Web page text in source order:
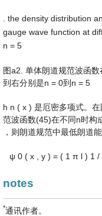
. the density distribution
gauge wave function at
n = 5
图a2. 单体朗道规范波函
到右分别是n = 0到n = 5
h n ( x ) 是厄密多项式。
范波函数(45)在不同n时构
，则朗道规范中最低朗道
ψ 0 ( x y ) = ( 1 π l ) 1 /
notes
*通讯作者。